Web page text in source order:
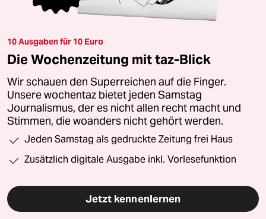
10 Ausgaben für 10 Euro
Die Wochenzeitung mit taz-Blick
Wir schauen den Superreichen auf die Finger.
Unsere wochentaz bietet jeden Samstag
Journalismus, der es nicht allen recht macht und
Stimmen, die woanders nicht gehört werden.
Jeden Samstag als gedruckte Zeitung frei Haus
Zusätzlich digitale Ausgabe inkl. Vorlesefunktion
Jetzt kennenlernen